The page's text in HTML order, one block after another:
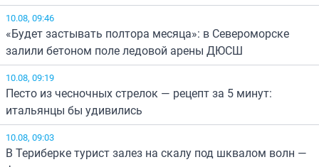
10.08, 09:46
«Будет застывать полтора месяца»: в Североморске
залили бетоном поле ледовой арены ДЮСШ
10.08, 09:19
Песто из чесночных стрелок — рецепт за 5 минут:
итальянцы бы удивились
10.08, 09:03
В Териберке турист залез на скалу под шквалом волн —